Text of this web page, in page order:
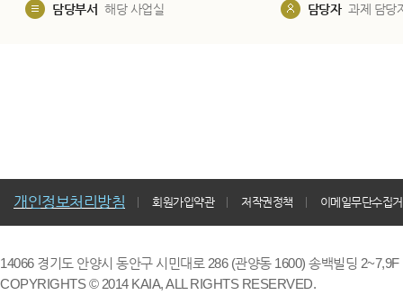
담당부서 해당 사업실 담당자 과제 담당
개인정보처리방침 회원가입약관 저작권정책 이메일무단수집
14066 경기도 안양시 동안구 시민대로 286 (관양동 1600) 송백빌딩
COPYRIGHTS © 2014 KAIA, ALL RIGHTS RESERVED.